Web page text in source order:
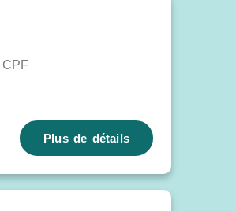
Plus de détails